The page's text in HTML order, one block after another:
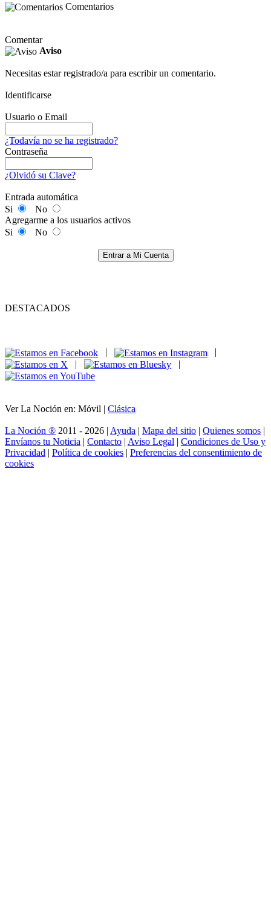
Comentarios
Comentar
Aviso
Necesitas estar registrado/a para escribir un comentario.
Identificarse
Usuario o Email
¿Todavía no se ha registrado?
Contraseña
¿Olvidó su Clave?
Entrada automática
Si
No
Agregarme a los usuarios activos
Si
No
Entrar a Mi Cuenta
DESTACADOS
|
|
Ver La Noción en: Móvil | Clásica
La Noción ® 2011 - 2026 | Ayuda | Mapa del sitio | Quienes somos |
Envíanos tu Noticia | Contacto | Aviso Legal | Condiciones de Uso y
Privacidad | Política de cookies | Preferencias del consentimiento de
cookies